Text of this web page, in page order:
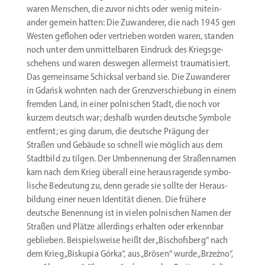
waren Menschen, die zuvor nichts oder wenig mitein­
ander gemein hatten: Die Zuwan­derer, die nach 1945 gen
Westen geflohen oder vertrieben worden waren, standen
noch unter dem unmit­tel­baren Eindruck des Kriegs­ge­
schehens und waren deswegen aller­meist trauma­ti­siert.
Das gemeinsame Schicksal verband sie. Die Zuwan­derer
in Gdańsk wohnten nach der Grenz­ver­schiebung in einem
fremden Land, in einer polni­schen Stadt, die noch vor
kurzem deutsch war; deshalb wurden deutsche Symbole
entfernt; es ging darum, die deutsche Prägung der
Straßen und Gebäude so schnell wie möglich aus dem
Stadtbild zu tilgen. Der Umben­nenung der Straßen­namen
kam nach dem Krieg überall eine heraus­ra­gende symbo­
lische Bedeutung zu, denn gerade sie sollte der Heraus­
bildung einer neuen Identität dienen. Die frühere
deutsche Benennung ist in vielen polni­schen Namen der
Straßen und Plätze aller­dings erhalten oder erkennbar
geblieben. Beispiels­weise heißt der „Bischofsberg“ nach
dem Krieg „Biskupia Górka“, aus „Brösen“ wurde „Brzeźno“,